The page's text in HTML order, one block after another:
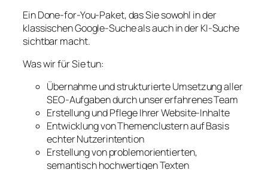
Ein Done-for-You-Paket, das Sie sowohl in der
klassischen Google-Suche als auch in der KI-Suche
sichtbar macht.
Was wir für Sie tun:
Übernahme und strukturierte Umsetzung aller
SEO-Aufgaben durch unser erfahrenes Team
Erstellung und Pflege Ihrer Website-Inhalte
Entwicklung von Themenclustern auf Basis
echter Nutzerintention
Erstellung von problemorientierten,
semantisch hochwertigen Texten